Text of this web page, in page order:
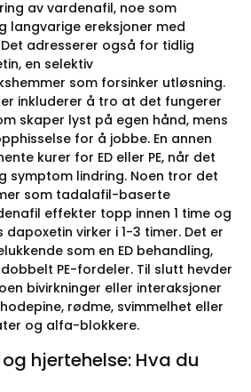
av vardenafil, noe som
langvarige ereksjoner med
adresserer også for tidlig
en selektiv
som forsinker utløsning.
inkluderer å tro at det fungerer
skaper lyst på egen hånd, mens
for å jobbe. En annen
kurer for ED eller PE, når det
symptom lindring. Noen tror det
som tadalafil-baserte
effekter topp innen 1 time og
virker i 1-3 timer. Det er
som en ED behandling,
PE-fordeler. Til slutt hevder
bivirkninger eller interaksjoner
rødme, svimmelhet eller
og alfa-blokkere.
hjertehelse: Hva du